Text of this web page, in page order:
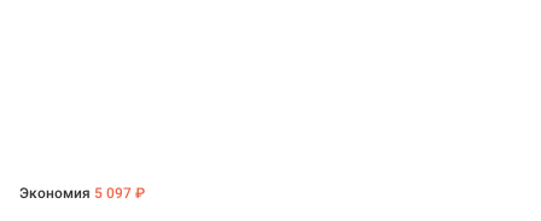
Экономия 5 097 ₽